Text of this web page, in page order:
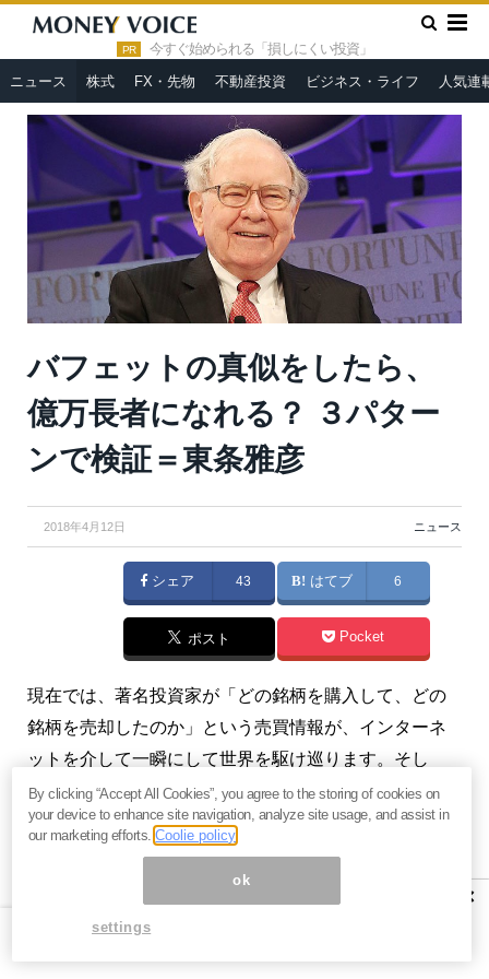
PR 今すぐ始められる「損しにくい投資」
ニュース 株式 FX・先物 不動産投資 ビジネス・ライフ 人気連
HOME » ニュース »
バフェットの真似をしたら、億万長者にな
れる？ ３パターンで検証＝東条雅彦
バフェットの真似をしたら、
億万長者になれる？ ３パター
ンで検証＝東条雅彦
2018年4月12日 ニュース
シェア 43 はてブ 6
ポスト Pocket
現在では、著名投資家が「どの銘柄を購入して、どの
銘柄を売却したのか」という売買情報が、インターネ
ットを介して一瞬にして世界を駆け巡ります。そし
て、いま現在、どういうポートフォリオになっている
のかもわかります。
それでは、私たちのような素人が著名投資家のポート
フォリオを真似することで、素晴らしい投資結果を得
られるかどうか？
×
By clicking “Accept All Cookies”, you agree to the storing of cookies on
your device to enhance site navigation, analyze site usage, and assist in
our marketing efforts.Coolie policy
ok
settings